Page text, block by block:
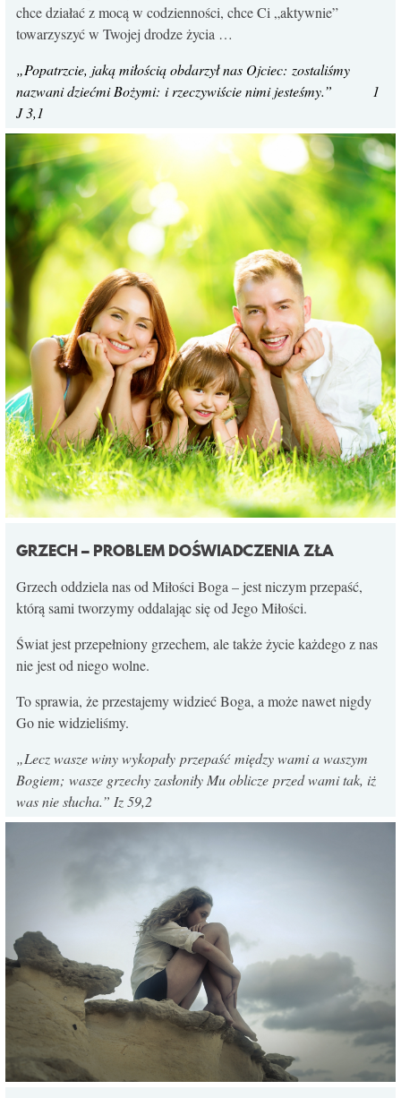
chce działać z mocą w codzienności, chce Ci „aktywnie”
towarzyszyć w Twojej drodze życia …
„Popatrzcie, jaką miłością obdarzył nas Ojciec: zostaliśmy
nazwani dziećmi Bożymi: i rzeczywiście nimi jesteśmy.” 1
J 3,1
GRZECH – PROBLEM DOŚWIADCZENIA ZŁA
Grzech oddziela nas od Miłości Boga – jest niczym przepaść,
którą sami tworzymy oddalając się od Jego Miłości.
Świat jest przepełniony grzechem, ale także życie każdego z nas
nie jest od niego wolne.
To sprawia, że przestajemy widzieć Boga, a może nawet nigdy
Go nie widzieliśmy.
„Lecz wasze winy wykopały przepaśćmiędzy wami a waszym
Bogiem; wasze grzechy zasłoniły Mu oblicze przed wami tak, iż
was nie słucha.” Iz 59,2